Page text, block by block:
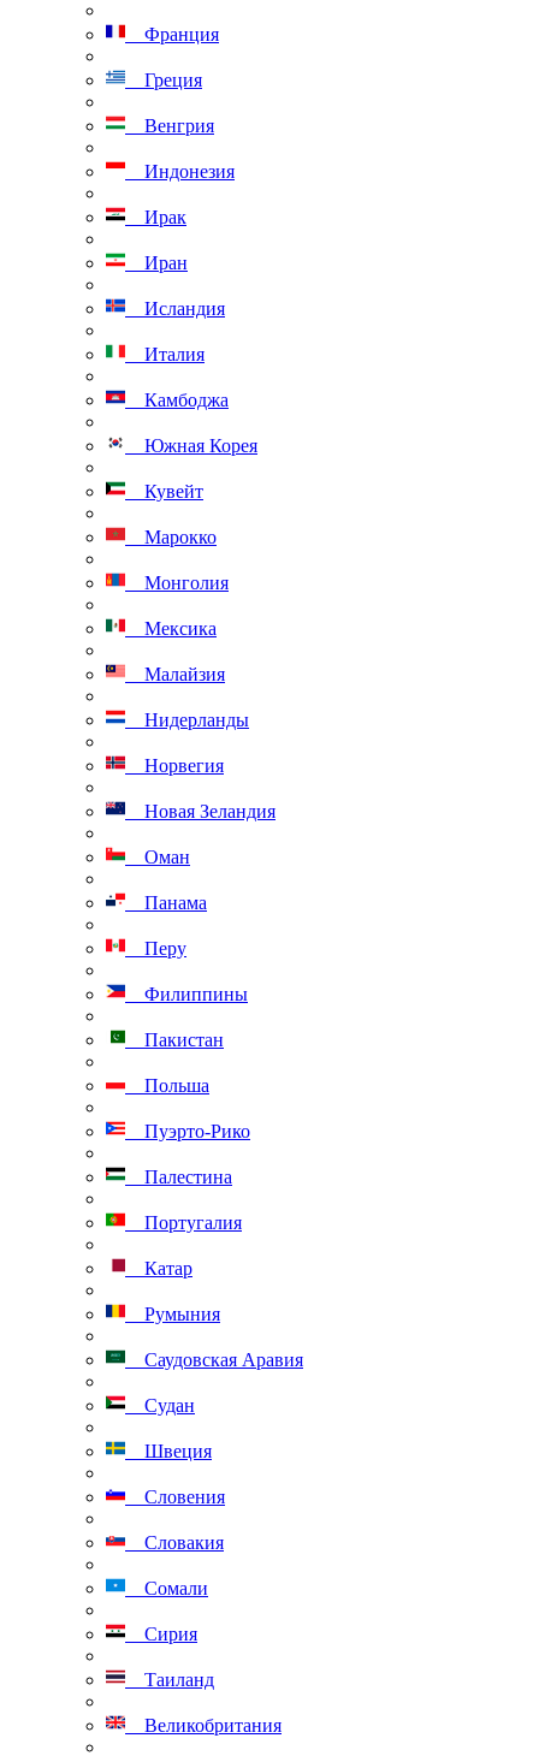
Франция
Греция
Венгрия
Индонезия
Ирак
Иран
Исландия
Италия
Камбоджа
Южная Корея
Кувейт
Марокко
Монголия
Мексика
Малайзия
Нидерланды
Норвегия
Новая Зеландия
Оман
Панама
Перу
Филиппины
Пакистан
Польша
Пуэрто-Рико
Палестина
Португалия
Катар
Румыния
Саудовская Аравия
Судан
Швеция
Словения
Словакия
Сомали
Сирия
Таиланд
Великобритания